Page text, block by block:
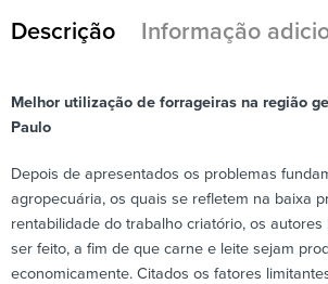
Descrição Informação
Melhor utilização de forrageiras na região
Paulo
Depois de apresentados os problemas
agropecuária, os quais se refletem na baixa
rentabilidade do trabalho criatório, os
ser feito, a fim de que carne e leite sejam
economicamente. Citados os fatores